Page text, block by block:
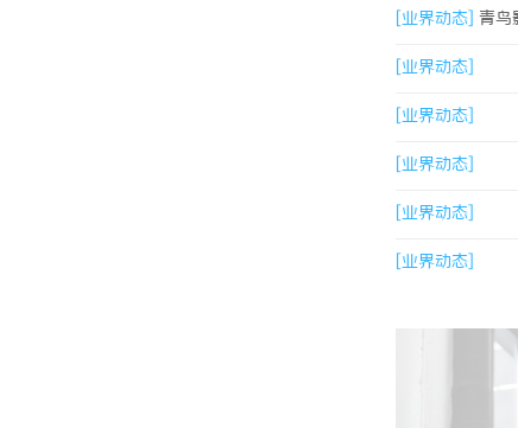
[业界动态] 青鸟
新标杆
[业界动态]
[业界动态]
[业界动态]
[业界动态]
[业界动态]